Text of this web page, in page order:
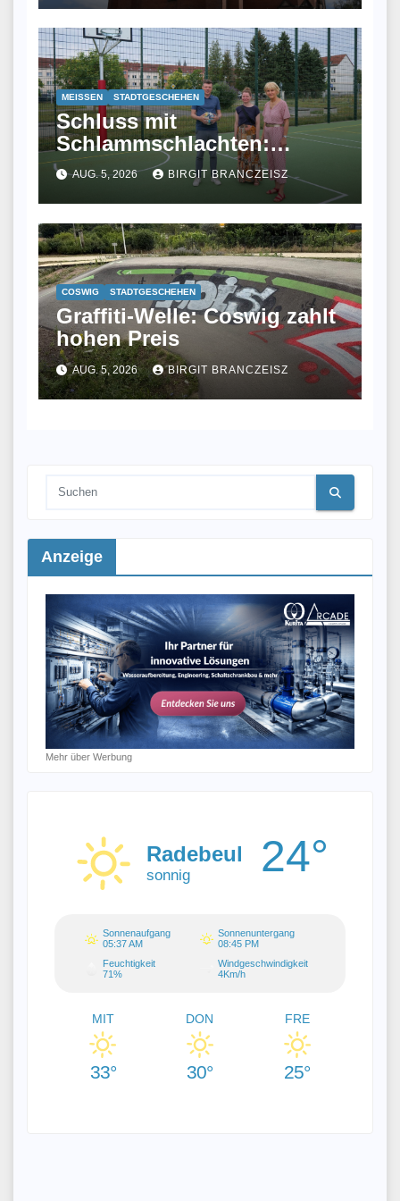
MEISSEN STADTGESCHEHEN
Schluss mit
Schlammschlachten:
Meißen eröffnet
Allwetterplatz
AUG. 5, 2026 BIRGIT BRANCZEISZ
COSWIG STADTGESCHEHEN
Graffiti-Welle: Coswig zahlt
hohen Preis
AUG. 5, 2026 BIRGIT BRANCZEISZ
Anzeige
Mehr über Werbung
Radebeul
sonnig 24°
Sonnenaufgang
05:37 AM
Sonnenuntergang
08:45 PM
Feuchtigkeit
71%
Windgeschwindigkeit
4Km/h
MIT
33°
DON
30°
FRE
25°